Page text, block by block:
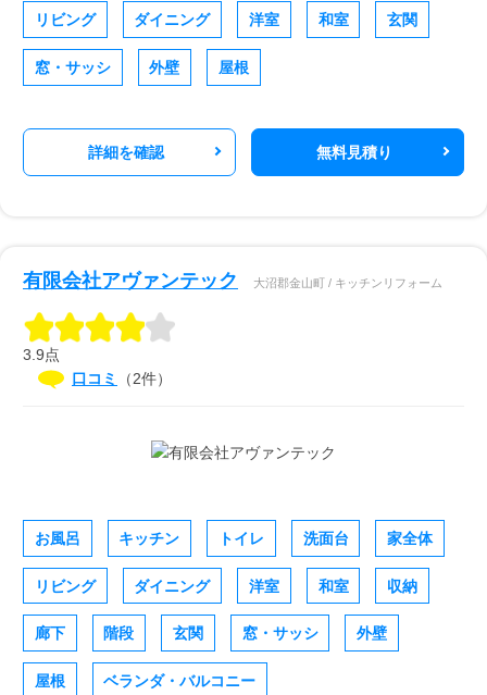
リビング ダイニング 洋室 和室 玄関
窓・サッシ 外壁 屋根
詳細を確認 無料見積り
有限会社アヴァンテック 大沼郡金山町 / キッチンリフォーム
3.9点
口コミ
（2件）
お風呂 キッチン トイレ 洗面台 家全体
リビング ダイニング 洋室 和室 収納
廊下 階段 玄関 窓・サッシ 外壁
屋根 ベランダ・バルコニー